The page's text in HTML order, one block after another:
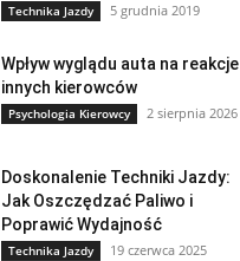
Technika Jazdy 5 grudnia 2019
Wpływ wyglądu auta na reakcje
innych kierowców
Psychologia Kierowcy 2 sierpnia 2026
Doskonalenie Techniki Jazdy:
Jak Oszczędzać Paliwo i
Poprawić Wydajność
Technika Jazdy 19 czerwca 2025